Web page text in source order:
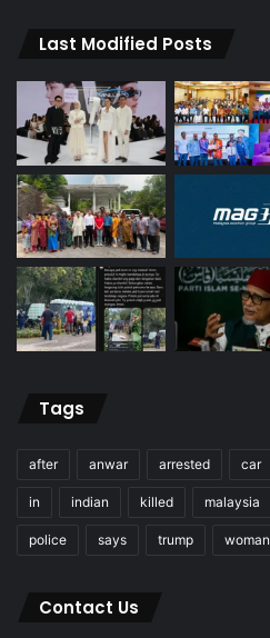
Last Modified Posts
Tags
after anwar arrested car
in indian killed malaysia
police says trump woman
Contact Us